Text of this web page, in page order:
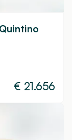
€ 21.656